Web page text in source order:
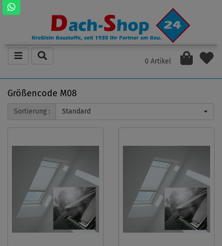
0 Artikel
Größencode M08
Sortierung : Standard